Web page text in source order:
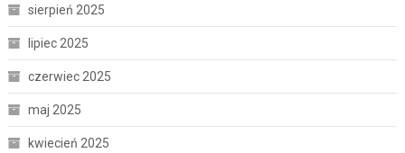
sierpień 2025
lipiec 2025
czerwiec 2025
maj 2025
kwiecień 2025